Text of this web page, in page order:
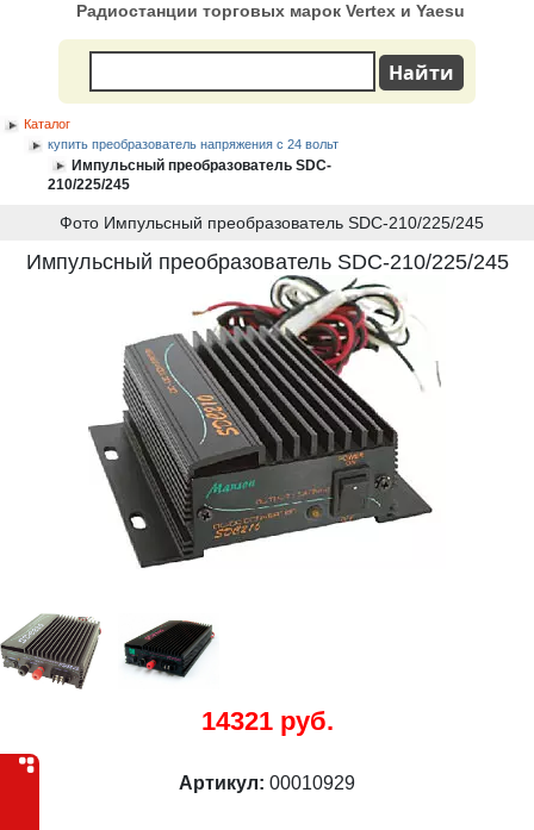
Радиостанции торговых марок Vertex и Yaesu
Каталог
купить преобразователь напряжения с 24 вольт
Импульсный преобразователь SDC-
210/225/245
Фото Импульсный преобразователь SDC-210/225/245
Импульсный преобразователь SDC-210/225/245
14321 руб.
Артикул: 00010929